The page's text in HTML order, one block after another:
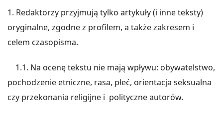
1. Redaktorzy przyjmują tylko artykuły (i inne teksty)
oryginalne, zgodne z profilem, a także zakresem i
celem czasopisma.
1.1. Na ocenę tekstu nie mają wpływu: obywatelstwo,
pochodzenie etniczne, rasa, płeć, orientacja seksualna
czy przekonania religijne i polityczne autorów.